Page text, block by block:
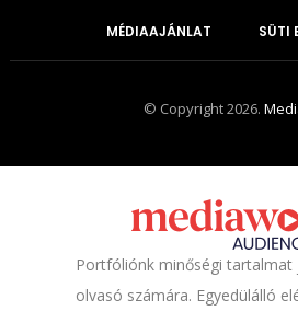
MÉDIAAJÁNLAT SÜTI
© Copyright 2026.
Portfóliónk minőségi tartalmat
olvasó számára. Egyedülálló